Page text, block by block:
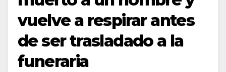
vuelve a respirar antes
de ser trasladado a la
funeraria